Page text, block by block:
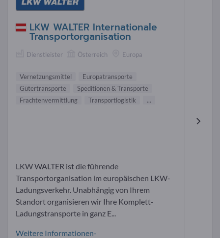
LKW WALTER Internationale
Transportorganisation
Dienstleister Österreich Europa
Vernetzungsmittel
Europatransporte
Gütertransporte
Speditionen & Transporte
Frachtenvermittlung
Transportlogistik ...
LKW WALTER ist die führende
Transportorganisation im europäischen LKW-
Ladungsverkehr. Unabhängig von Ihrem
Standort organisieren wir Ihre Komplett-
Ladungstransporte in ganz E...
Weitere Informationen-